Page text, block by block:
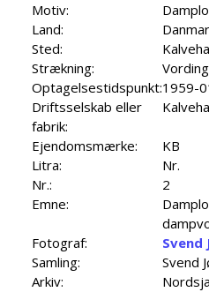
Motiv:
Land:
Sted:
Strækning:
Optagelsestidspunkt:1959-
Driftsselskab eller
fabrik:
Ejendomsmærke:
KB
Litra:
Nr.
Nr.:
2
Emne:
Fotograf:
Svend
Samling:
Svend
Arkiv: